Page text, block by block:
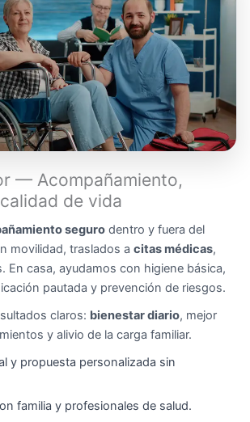
— Acompañamiento,
de vida
seguro dentro y fuera del
movilidad, traslados a citas médicas,
En casa, ayudamos con higiene básica,
pautada y prevención de riesgos.
claros: bienestar diario, mejor
y alivio de la carga familiar.
y propuesta personalizada sin
familia y profesionales de salud.